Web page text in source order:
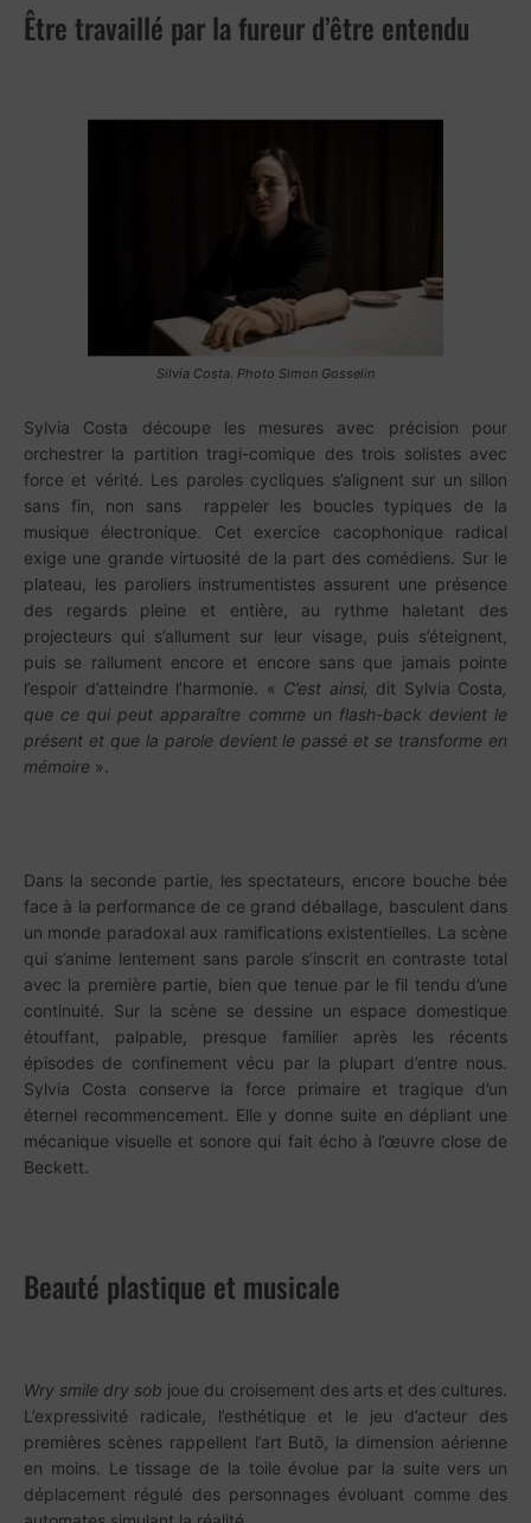
Être travaillé par la fureur d’être entendu
Silvia Costa. Photo Simon Gosselin
Sylvia Costa découpe les mesures avec précision pour
orchestrer la partition tragi-comique des trois solistes avec
force et vérité. Les paroles cycliques s’alignent sur un sillon
sans fin, non sans rappeler les boucles typiques de la
musique électronique. Cet exercice cacophonique radical
exige une grande virtuosité de la part des comédiens. Sur le
plateau, les paroliers instrumentistes assurent une présence
des regards pleine et entière, au rythme haletant des
projecteurs qui s’allument sur leur visage, puis s’éteignent,
puis se rallument encore et encore sans que jamais pointe
l’espoir d’atteindre l’harmonie. « C’est ainsi, dit Sylvia Costa
que ce qui peut apparaître comme un flash-back devient le
présent et que la parole devient le passé et se transforme en
mémoire ».
Dans la seconde partie, les spectateurs, encore bouche bée
face à la performance de ce grand déballage, basculent dans
un monde paradoxal aux ramifications existentielles. La scène
qui s’anime lentement sans parole s’inscrit en contraste total
avec la première partie, bien que tenue par le fil tendu d’une
continuité. Sur la scène se dessine un espace domestique
étouffant, palpable, presque familier après les récents
épisodes de confinement vécu par la plupart d’entre nous.
Sylvia Costa conserve la force primaire et tragique d’un
éternel recommencement. Elle y donne suite en dépliant une
mécanique visuelle et sonore qui fait écho à l’œuvre close de
Beckett.
Beauté plastique et musicale
Wry smile dry sob joue du croisement des arts et des cultures.
L’expressivité radicale, l’esthétique et le jeu d’acteur des
premières scènes rappellent l’art Butō, la dimension aérienne
en moins. Le tissage de la toile évolue par la suite vers un
déplacement régulé des personnages évoluant comme des